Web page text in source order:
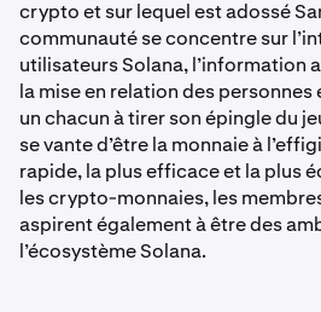
crypto et sur lequel est adossé
communauté se concentre sur
utilisateurs Solana, l’information
la mise en relation des
un chacun à tirer son épingle du
se vante d’être la monnaie à
rapide, la plus efficace et la plus
les crypto-monnaies, les
aspirent également à être des
l’écosystème Solana.